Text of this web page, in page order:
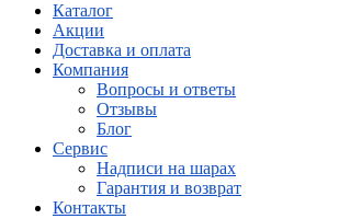
Каталог
Акции
Доставка и оплата
Компания
Вопросы и ответы
Отзывы
Блог
Сервис
Надписи на шарах
Гарантия и возврат
Контакты